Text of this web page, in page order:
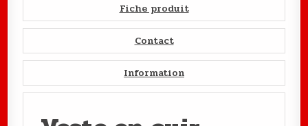
Fiche produit
Contact
Information